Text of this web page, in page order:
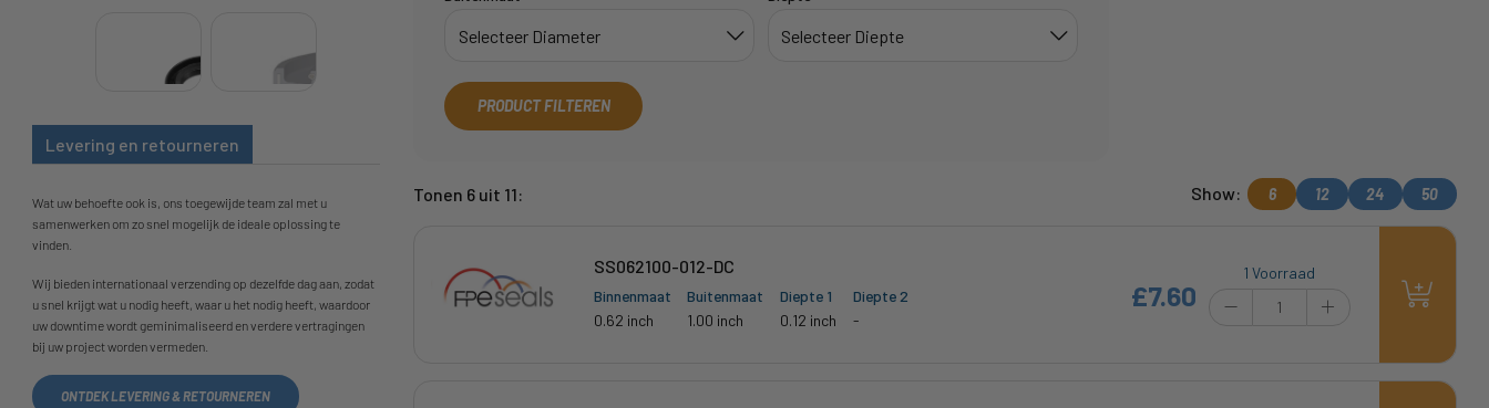
Levering en retourneren
Wat uw behoefte ook is, ons toegewijde team zal met u
samenwerken om zo snel mogelijk de ideale oplossing te
vinden.
Wij bieden internationaal verzending op dezelfde dag aan, zodat
u snel krijgt wat u nodig heeft, waar u het nodig heeft, waardoor
uw downtime wordt geminimaliseerd en verdere vertragingen
bij uw project worden vermeden.
ONTDEK LEVERING & RETOURNEREN
PRODUCT FILTEREN
Tonen 6 uit 11: Show: 6 12 24 50
SS062100-012-DC
Binnenmaat
0.62 inch
Buitenmaat
1.00 inch
Diepte 1
0.12 inch
Diepte 2
-
1 Voorraad
£7.60